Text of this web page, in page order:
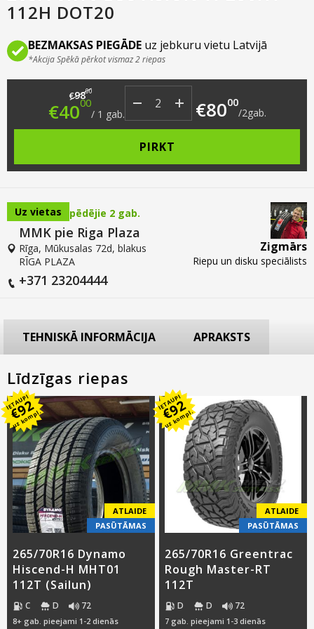
112H DOT20
BEZMAKSAS PIEGĀDE uz jebkuru vietu Latvijā
*Akcija Spēkā pērkot vismaz 2 riepas
€9800 Original price was: €98.00.
€4000 Current price is: €40.00.
/ 1 gab. €8000
/2gab.
PIRKT
Uz vietas pēdējie 2 gab.
MMK pie Riga Plaza
Rīga, Mūkusalas 72d, blakus
RĪGA PLAZA
+371 23204444
Zigmārs
Riepu un disku speciālists
TEHNISKĀ INFORMĀCIJA APRAKSTS
Līdzīgas riepas
IETAUPI
€92
uz kompl.
ATLAIDE
PASŪTĀMAS
265/70R16 Dynamo
Hiscend-H MHT01
112T (Sailun)
C D 72
8+ gab. pieejami 1-2 dienās
IETAUPI
€92
uz kompl.
ATLAIDE
PASŪTĀMAS
265/70R16 Greentrac
Rough Master-RT
112T
D D 72
7 gab. pieejami 1-3 dienās